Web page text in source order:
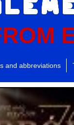
and abbreviations